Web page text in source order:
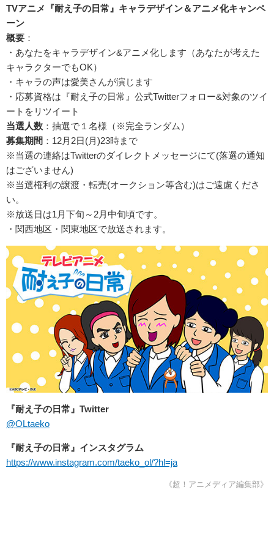
TVアニメ『耐え子の日常』キャラデザイン＆アニメ化キャンペ
ーン
概要 ：
・あなたをキャラデザイン&アニメ化します（あなたが考えた
キャラクターでもOK）
・キャラの声は愛美さんが演じます
・応募資格は『耐え子の日常』公式Twitterフォロー&対象のツイ
ートをリツイート
当選人数 ：抽選で１名様（※完全ランダム）
募集期間 ：12月2日(月)23時まで
※当選の連絡はTwitterのダイレクトメッセージにて(落選の通知
はございません)
※当選権利の譲渡・転売(オークション等含む)はご遠慮くださ
い。
※放送日は1月下旬～2月中旬頃です。
・関西地区・関東地区で放送されます。
『耐え子の日常』Twitter
@OLtaeko
『耐え子の日常』インスタグラム
https://www.instagram.com/taeko_ol/?hl=ja
《超！アニメディア編集部》